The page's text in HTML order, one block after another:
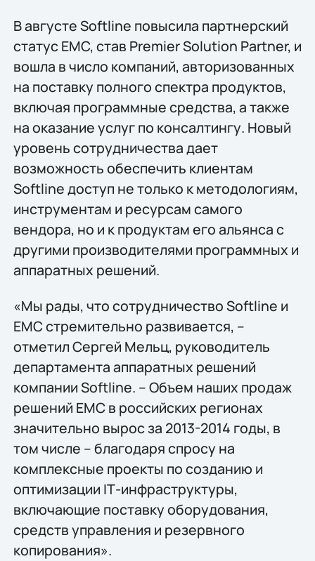
В августе Softline повысила партнерский
статус EMC, став Premier Solution Partner, и
вошла в число компаний, авторизованных
на поставку полного спектра продуктов,
включая программные средства, а также
на оказание услуг по консалтингу. Новый
уровень сотрудничества дает
возможность обеспечить клиентам
Softline доступ не только к методологиям,
инструментам и ресурсам самого
вендора, но и к продуктам его альянса с
другими производителями программных и
аппаратных решений.
«Мы рады, что сотрудничество Softline и
EMC стремительно развивается, –
отметил Сергей Мельц, руководитель
департамента аппаратных решений
компании Softline. – Объем наших продаж
решений EMC в российских регионах
значительно вырос за 2013-2014 годы, в
том числе – благодаря спросу на
комплексные проекты по созданию и
оптимизации IТ-инфраструктуры,
включающие поставку оборудования,
средств управления и резервного
копирования».